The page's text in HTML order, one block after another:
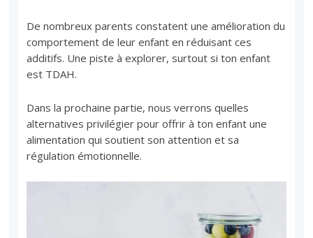
De nombreux parents constatent une amélioration du
comportement de leur enfant en réduisant ces
additifs. Une piste à explorer, surtout si ton enfant
est TDAH.
Dans la prochaine partie, nous verrons quelles
alternatives privilégier pour offrir à ton enfant une
alimentation qui soutient son attention et sa
régulation émotionnelle.